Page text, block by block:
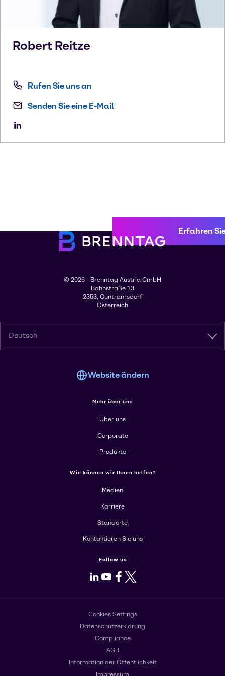
Robert Reitze
Rufen Sie uns an
Senden Sie eine E-Mail
Erfahren
© 2026 - Brenntag Austria GmbH
Bahnstraße 13
2353, Guntramsdorf
Österreich
Deutsch
Website ändern
Mehr über uns
Über uns
Corporate
Produkte
Wie können wir Ihnen helfen?
Medien
Karriere
Standorte
Kontaktieren Sie uns
Follow us
LinkedIn
Youtube
Facebook
X
Cookies Settings
Datenschutzerklärung
Compliance
AGB
Information der Öffentlichkeit
Impressum